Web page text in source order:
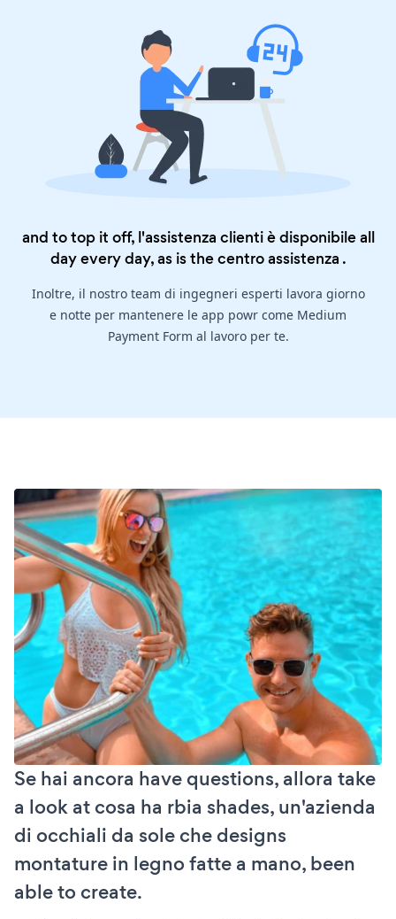
and to top it off, l'assistenza clienti è disponibile all
day every day, as is thecentro assistenza .
Inoltre, il nostro team di ingegneri esperti lavora giorno
e notte per mantenere le app powr come Medium
Payment Form al lavoro per te.
Se hai ancora have questions, allora take
a look at cosa ha rbia shades, un'azienda
di occhiali da sole che designs
montature in legno fatte a mano, been
able to create.